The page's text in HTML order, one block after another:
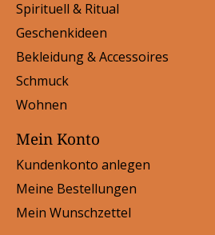
Spirituell & Ritual
Geschenkideen
Bekleidung & Accessoires
Schmuck
Wohnen
Mein Konto
Kundenkonto anlegen
Meine Bestellungen
Mein Wunschzettel